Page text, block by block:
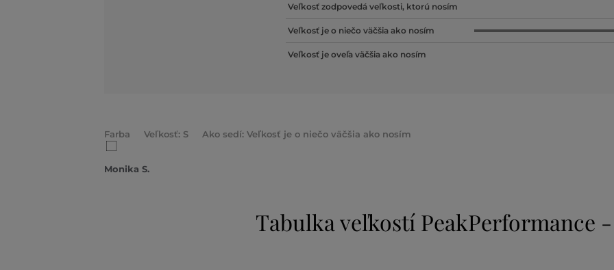
Veľkosť zodpovedá veľkosti, ktorú nosím
Veľkosť je o niečo väčšia ako nosím
Veľkosť je oveľa väčšia ako nosím
Farba Veľkosť: S Ako sedí: Veľkosť je o niečo väčšia ako nosím
Monika S.
Tabulka veľkostí PeakPerformance